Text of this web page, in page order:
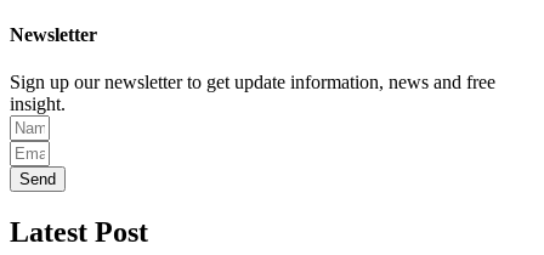
Newsletter
Sign up our newsletter to get update information, news and free
insight.
Send
Latest Post